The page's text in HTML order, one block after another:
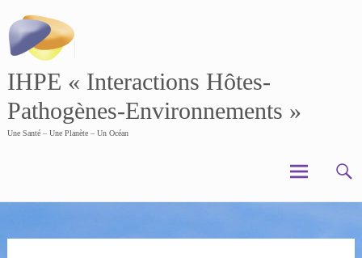
content
IHPE « Interactions Hôtes-
Pathogènes-Environnements »
Une Santé – Une Planète – Un Océan